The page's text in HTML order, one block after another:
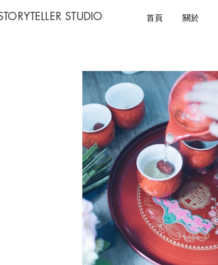
STUDIO 首頁 關於